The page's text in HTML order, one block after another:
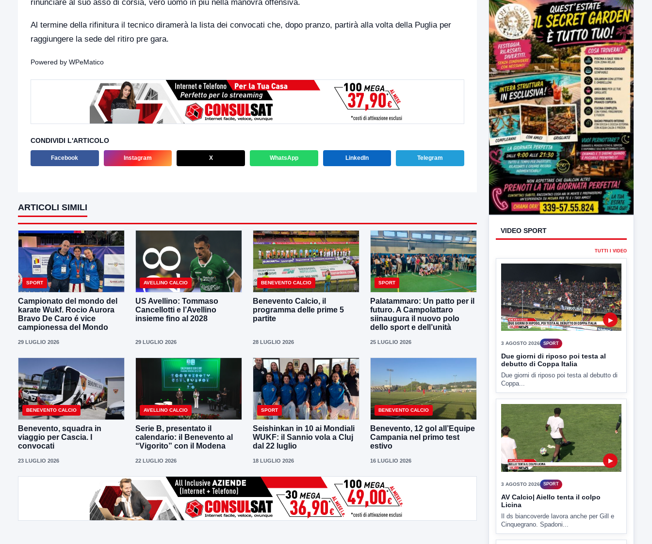
rinunciare al suo asso di corsia, vero uomo in più nella manovra offensiva.
Al termine della rifinitura il tecnico diramerà la lista dei convocati che, dopo pranzo, partirà alla volta della Puglia per
raggiungere la sede del ritiro pre gara.
Powered by WPeMatico
CONDIVIDI L'ARTICOLO
Facebook Instagram X WhatsApp LinkedIn Telegram
ARTICOLI SIMILI
SPORT
Campionato del mondo del
karate Wukf. Rocio Aurora
Bravo De Caro é vice
campionessa del Mondo
29 LUGLIO 2026
AVELLINO CALCIO
US Avellino: Tommaso
Cancellotti e l’Avellino
insieme fino al 2028
29 LUGLIO 2026
BENEVENTO CALCIO
Benevento Calcio, il
programma delle prime 5
partite
28 LUGLIO 2026
SPORT
Palatammaro: Un patto per il
futuro. A Campolattaro
siinaugura il nuovo polo
dello sport e dell’unità
25 LUGLIO 2026
BENEVENTO CALCIO
Benevento, squadra in
viaggio per Cascia. I
convocati
23 LUGLIO 2026
AVELLINO CALCIO
Serie B, presentato il
calendario: il Benevento al
“Vigorito” con il Modena
22 LUGLIO 2026
SPORT
Seishinkan in 10 ai Mondiali
WUKF: il Sannio vola a Cluj
dal 22 luglio
18 LUGLIO 2026
BENEVENTO CALCIO
Benevento, 12 gol all’Equipe
Campania nel primo test
estivo
16 LUGLIO 2026
23:00 LabNews (replica)
VIDEO SPORT
TUTTI I VIDEO
▶
Due giorni di riposo poi testa al
debutto di Coppa Italia
Due giorni di riposo poi testa al debutto di
Coppa...
3 AGOSTO 2026 SPORT
AV Calcio| Aiello tenta il colpo
Licina
Il ds biancoverde lavora anche per Gill e
Cinquegrano. Spadoni...